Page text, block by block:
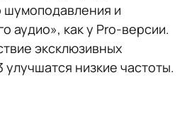
шумоподавления и
аудио», как у Pro-версии.
эксклюзивных
улучшатся низкие частоты.